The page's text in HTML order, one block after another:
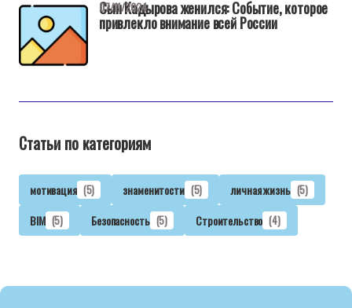
Сын Кадырова женился: Событие, которое
привлекло внимание всей России
07/11/2024
Статьи по категориям
мотивация (5) знаменитости (5) личная жизнь (5)
BIM (5) Безопасность (5) Строительство (4)